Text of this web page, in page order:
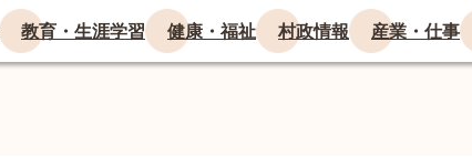
教育・生涯学習 健康・福祉 村政情報 産業・仕事